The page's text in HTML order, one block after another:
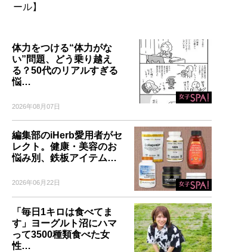
ール】
体力をつける“体力がな
い”問題、どう乗り越え
る？50代のリアルすぎる
悩…
2026年08月07日
編集部のiHerb愛用者がセ
レクト。健康・美容のお
悩み別、鉄板アイテム…
2026年06月22日
「毎日1キロは食べてま
す」ヨーグルト沼にハマ
って3500種類食べた女
性…